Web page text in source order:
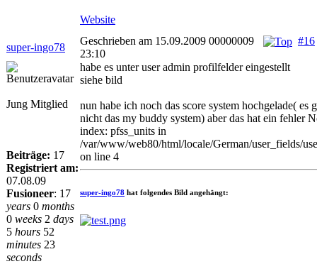
Website
super-ingo78
#16
Geschrieben am 15.09.2009 00000009
23:10
Jung Mitglied
Beiträge: 17
Registriert am:
07.08.09
Fusioneer: 17
years 0 months
0 weeks 2 days
5 hours 52
minutes 23
seconds
habe es unter user admin profilfelder eingestellt
siehe bild
nun habe ich noch das score system hochgelade( es
nicht das my buddy system) aber das hat ein fehler
index: pfss_units in
/var/www/web80/html/locale/German/user_fields/
on line 4
super-ingo78 hat folgendes Bild angehängt: